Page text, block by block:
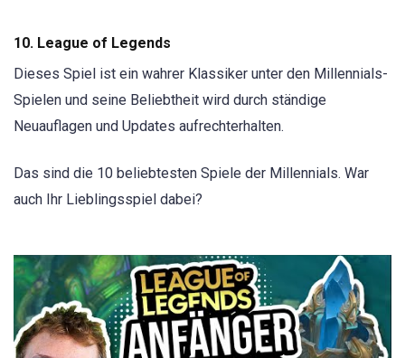
10. League of Legends
Dieses Spiel ist ein wahrer Klassiker unter den Millennials-
Spielen und seine Beliebtheit wird durch ständige
Neuauflagen und Updates aufrechterhalten.
Das sind die 10 beliebtesten Spiele der Millennials. War
auch Ihr Lieblingsspiel dabei?